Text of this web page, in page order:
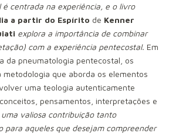
é centrada na experiência, e o livro
a partir do Espírito de Kenner
explora a importância de combinar
com a experiência pentecostal. Em
da pneumatologia pentecostal, os
que aborda os elementos
uma teologia autenticamente
pensamentos, interpretações e
valiosa contribuição tanto
para aqueles que desejam compreender